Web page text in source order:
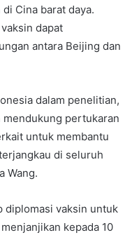
Cina barat daya.
dapat
antara Beijing dan
dalam penelitian,
pertukaran
untuk membantu
di seluruh
Wang.
diplomasi vaksin untuk
kepada 10